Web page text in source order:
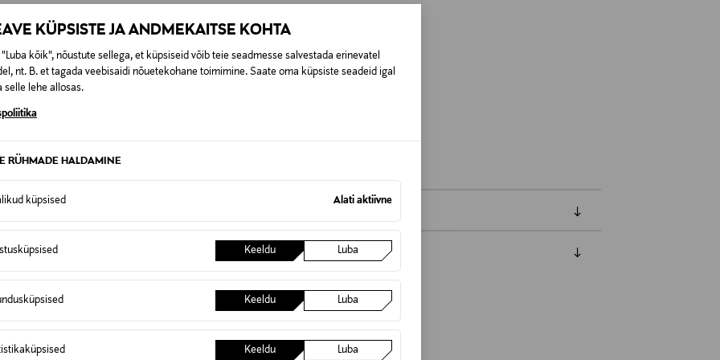
KÜPSISTE JA ANDMEKAITSE KOHTA
"Luba kõik", nõustute sellega, et küpsiseid võib teie seadmesse salvestada erinevatel
nt. B. et tagada veebisaidi nõuetekohane toimimine. Saate oma küpsiste seadeid igal
selle lehe allosas.
RÜHMADE HALDAMINE
küpsised Alati aktiivne
Keeldu Luba
Keeldu Luba
Keeldu Luba
Sirowa Finland Ltd Oy
Miestentie 9 C, 02150 Espoo, Finland
0,00 € – 4,90 €
lepingust taganeda 30 päeva jooksul alates kauba kättesaamisest. Suletud pakendis toodete puhul
Tagastatavad suletud pakendis kosmeetika- ja loodustooted peavad olema avamata originaalpakendis.
KA